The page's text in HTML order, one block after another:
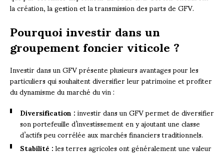
la création, la gestion et la transmission des parts de GFV.
Pourquoi investir dans un
groupement foncier viticole ?
Investir dans un GFV présente plusieurs avantages pour les
particuliers qui souhaitent diversifier leur patrimoine et profiter
du dynamisme du marché du vin :
Diversification :investir dans un GFV permet de diversifier
son portefeuille d’investissement en y ajoutant une classe
d’actifs peu corrélée aux marchés financiers traditionnels.
Stabilité :les terres agricoles ont généralement une valeur